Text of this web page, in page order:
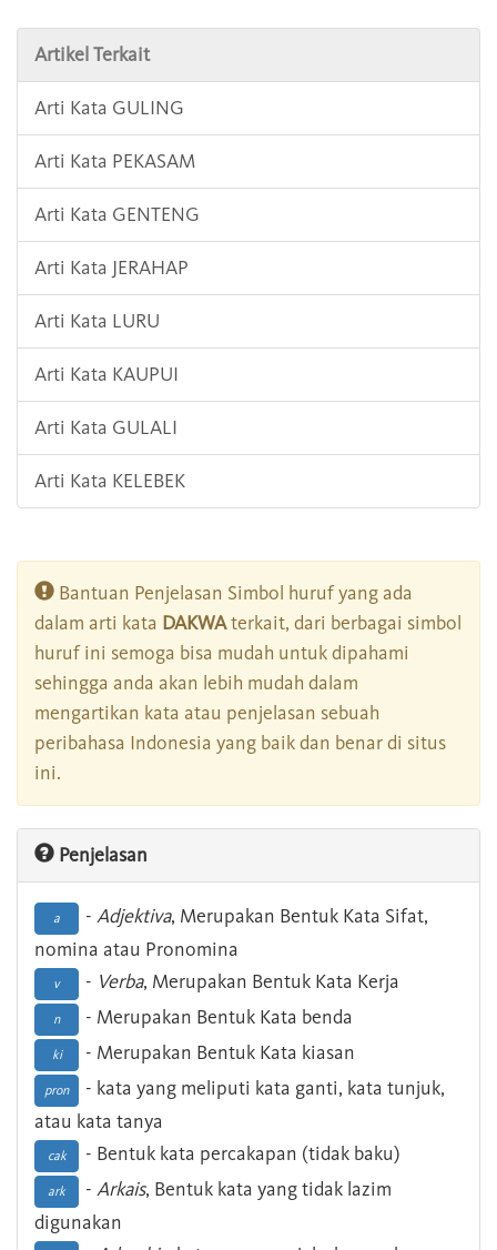
Artikel Terkait
Arti Kata GULING
Arti Kata PEKASAM
Arti Kata GENTENG
Arti Kata JERAHAP
Arti Kata LURU
Arti Kata KAUPUI
Arti Kata GULALI
Arti Kata KELEBEK
Bantuan Penjelasan Simbol huruf yang ada
dalam arti kata DAKWAterkait, dari berbagai simbol
huruf ini semoga bisa mudah untuk dipahami
sehingga anda akan lebih mudah dalam
mengartikan kata atau penjelasan sebuah
peribahasa Indonesia yang baik dan benar di situs
ini.
Penjelasan
a - Adjektiva, Merupakan Bentuk Kata Sifat,
nomina atau Pronomina
v - Verba, Merupakan Bentuk Kata Kerja
n - Merupakan Bentuk Kata benda
ki - Merupakan Bentuk Kata kiasan
pron
- kata yang meliputi kata ganti, kata tunjuk,
atau kata tanya
cak - Bentuk kata percakapan (tidak baku)
ark - Arkais, Bentuk kata yang tidak lazim
digunakan